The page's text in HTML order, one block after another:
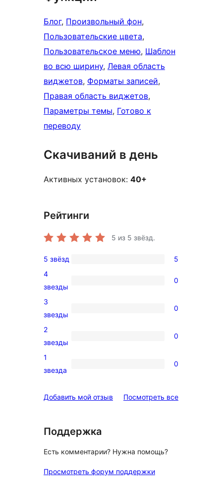
Блог, Произвольный фон
Пользовательские цвета
Пользовательское меню, Шаблон
во всю ширину, Левая область
виджетов, Форматы записей
Правая область виджетов
Параметры темы, Готово к
переводу
Скачиваний в день
Активных установок: 40+
Рейтинги
5 из 5 звёзд.
5
5-
звездный
отзыв
5 звёзд 5
0
4-
звездный
4
звезды
0
0
3-
звездный
3
звезды
0
0
2-
звездный
2
звезды
0
0
звездный
1
звезда
0
Добавить мой отзыв Посмотреть всеотзывы
Поддержка
Есть комментарии? Нужна помощь?
Просмотреть форум поддержки